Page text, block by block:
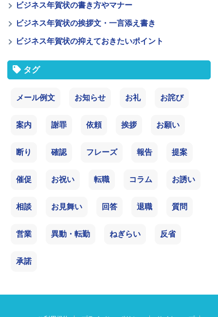
ビジネス年賀状の書き方やマナー
ビジネス年賀状の挨拶文・一言添え書き
ビジネス年賀状の抑えておきたいポイント
タグ
メール例文 お知らせ お礼 お詫び
案内 謝罪 依頼 挨拶 お願い
断り 確認 フレーズ 報告 提案
催促 お祝い 転職 コラム お誘い
相談 お見舞い 回答 退職 質問
営業 異動・転勤 ねぎらい 反省
承諾